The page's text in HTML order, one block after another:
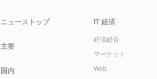
ニューストップ
主要
国内
IT 経済
経済総合
マーケット
Web